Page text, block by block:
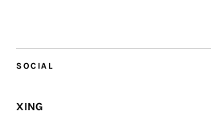
SOCIAL
XING